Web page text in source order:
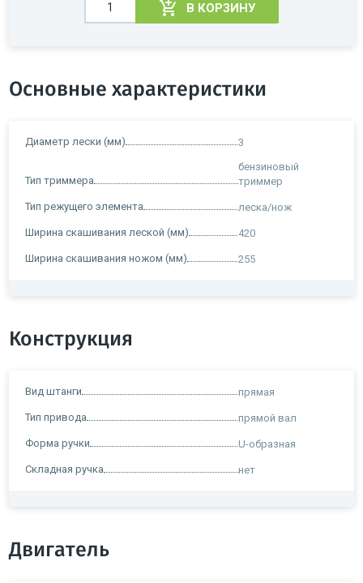
В КОРЗИНУ
Основные характеристики
Диаметр лески (мм) 3
Тип триммера
бензиновый
триммер
Тип режущего элемента леска/нож
Ширина скашивания леской (мм) 420
Ширина скашивания ножом (мм) 255
Конструкция
Вид штанги прямая
Тип привода прямой вал
Форма ручки U-образная
Складная ручка нет
Двигатель